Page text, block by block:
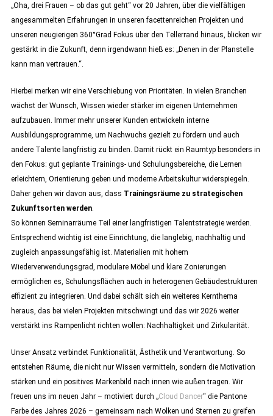
„Oha, drei Frauen – ob das gut geht“ vor 20 Jahren, über die vielfältigen
angesammelten Erfahrungen in unseren facettenreichen Projekten und
unseren neugierigen 360°Grad Fokus über den Tellerrand hinaus, blicken wir
gestärkt in die Zukunft, denn irgendwann hieß es: „Denen in der Planstelle
kann man vertrauen.“.
Hierbei merken wir eine Verschiebung von Prioritäten. In vielen Branchen
wächst der Wunsch, Wissen wieder stärker im eigenen Unternehmen
aufzubauen. Immer mehr unserer Kunden entwickeln interne
Ausbildungsprogramme, um Nachwuchs gezielt zu fördern und auch
andere Talente langfristig zu binden. Damit rückt ein Raumtyp besonders in
den Fokus: gut geplante Trainings- und Schulungsbereiche, die Lernen
erleichtern, Orientierung geben und moderne Arbeitskultur widerspiegeln.
Daher gehen wir davon aus, dass Trainingsräume zu strategischen
Zukunftsorten werden.
So können Seminarräume Teil einer langfristigen Talentstrategie werden.
Entsprechend wichtig ist eine Einrichtung, die langlebig, nachhaltig und
zugleich anpassungsfähig ist. Materialien mit hohem
Wiederverwendungsgrad, modulare Möbel und klare Zonierungen
ermöglichen es, Schulungsflächen auch in heterogenen Gebäudestrukturen
effizient zu integrieren. Und dabei schält sich ein weiteres Kernthema
heraus, das bei vielen Projekten mitschwingt und das wir 2026 weiter
verstärkt ins Rampenlicht richten wollen: Nachhaltigkeit und Zirkularität.
Unser Ansatz verbindet Funktionalität, Ästhetik und Verantwortung. So
entstehen Räume, die nicht nur Wissen vermitteln, sondern die Motivation
stärken und ein positives Markenbild nach innen wie außen tragen. Wir
freuen uns im neuen Jahr – motiviert durch „Cloud Dancer“ die Pantone
Farbe des Jahres 2026 – gemeinsam nach Wolken und Sternen zu greifen